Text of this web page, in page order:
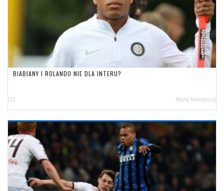
BIABIANY I ROLANDO NIE DLA INTERU?
[2] Błażej Małolepszy